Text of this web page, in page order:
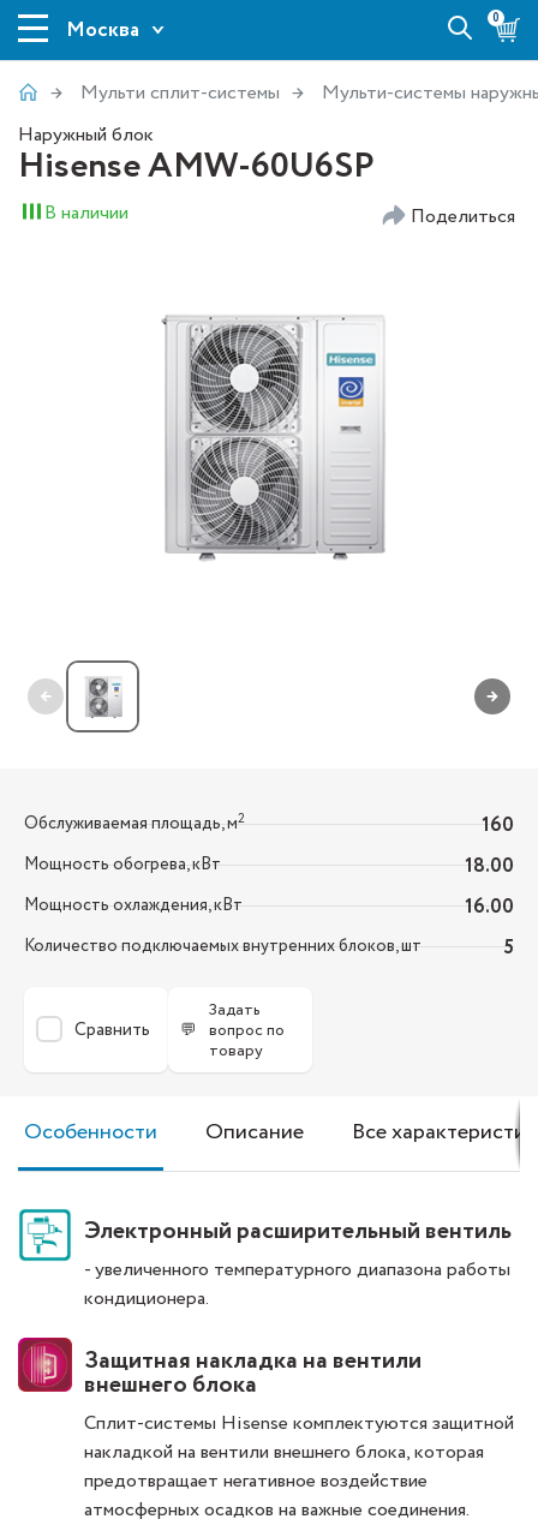
Москва 0
Мульти сплит-системы
Мульти-системы
Наружный блок
Hisense AMW-60U6SP
В наличии Поделиться
← →
Обслуживаемая площадь, м2 160
Мощность обогрева, кВт 18.00
Мощность охлаждения, кВт 16.00
Количество подключаемых внутренних блоков, шт 5
Сравнить 💬
Задать
вопрос по
товару
Особенности Описание Все
Электронный расширительный вентиль
- увеличенного температурного диапазона работы
кондиционера.
Защитная накладка на вентили
внешнего блока
Сплит-системы Hisense комплектуются защитной
накладкой на вентили внешнего блока, которая
предотвращает негативное воздействие
атмосферных осадков на важные соединения.